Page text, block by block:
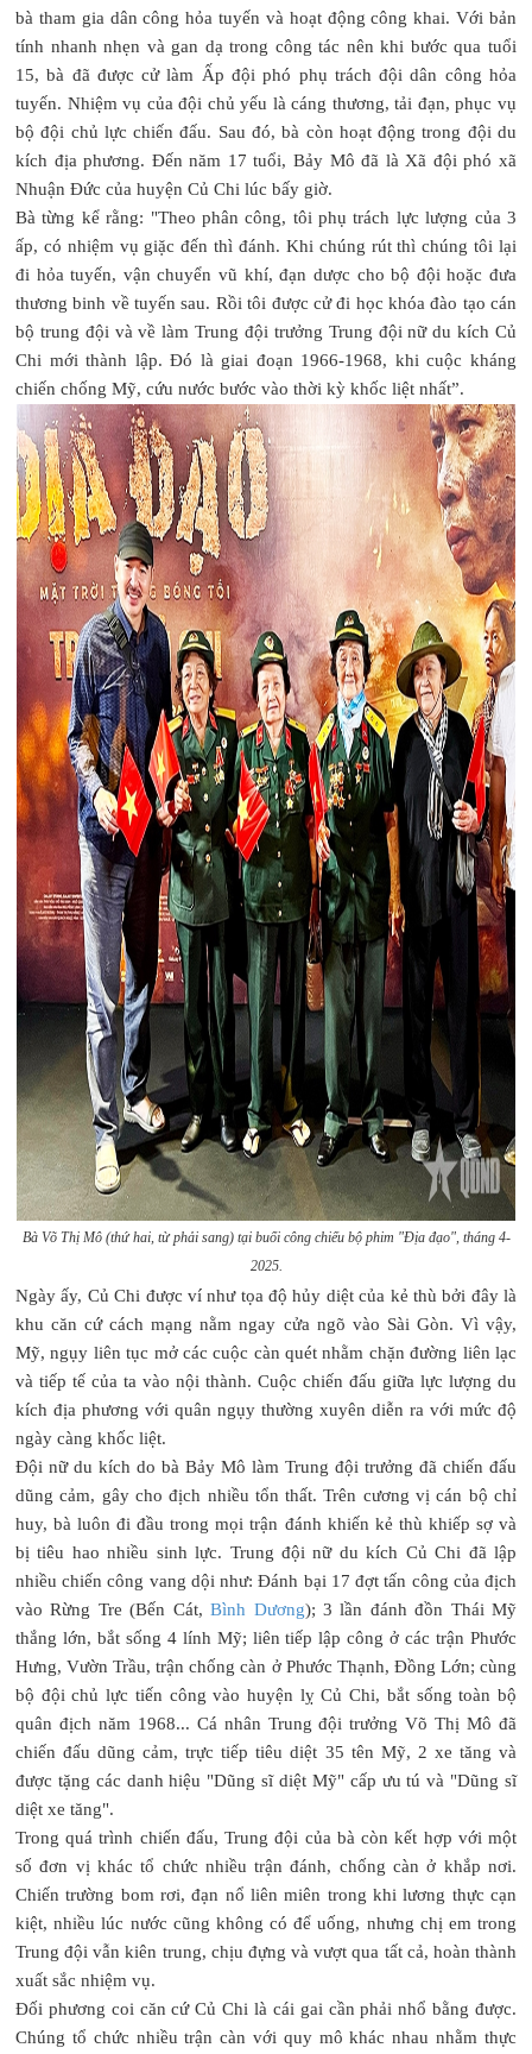
bà tham gia dân công hỏa tuyến và hoạt động công khai. Với bản
tính nhanh nhẹn và gan dạ trong công tác nên khi bước qua tuổi
15, bà đã được cử làm Ấp đội phó phụ trách đội dân công hỏa
tuyến. Nhiệm vụ của đội chủ yếu là cáng thương, tải đạn, phục vụ
bộ đội chủ lực chiến đấu. Sau đó, bà còn hoạt động trong đội du
kích địa phương. Đến năm 17 tuổi, Bảy Mô đã là Xã đội phó xã
Nhuận Đức của huyện Củ Chi lúc bấy giờ.
Bà từng kể rằng: "Theo phân công, tôi phụ trách lực lượng của 3
ấp, có nhiệm vụ giặc đến thì đánh. Khi chúng rút thì chúng tôi lại
đi hỏa tuyến, vận chuyển vũ khí, đạn dược cho bộ đội hoặc đưa
thương binh về tuyến sau. Rồi tôi được cử đi học khóa đào tạo cán
bộ trung đội và về làm Trung đội trưởng Trung đội nữ du kích Củ
Chi mới thành lập. Đó là giai đoạn 1966-1968, khi cuộc kháng
chiến chống Mỹ, cứu nước bước vào thời kỳ khốc liệt nhất”.
Bà Võ Thị Mô (thứ hai, từ phải sang) tại buổi công chiếu bộ phim "Địa đạo", tháng 4-
2025.
Ngày ấy, Củ Chi được ví như tọa độ hủy diệt của kẻ thù bởi đây là
khu căn cứ cách mạng nằm ngay cửa ngõ vào Sài Gòn. Vì vậy,
Mỹ, ngụy liên tục mở các cuộc càn quét nhằm chặn đường liên lạc
và tiếp tế của ta vào nội thành. Cuộc chiến đấu giữa lực lượng du
kích địa phương với quân ngụy thường xuyên diễn ra với mức độ
ngày càng khốc liệt.
Đội nữ du kích do bà Bảy Mô làm Trung đội trưởng đã chiến đấu
dũng cảm, gây cho địch nhiều tổn thất. Trên cương vị cán bộ chỉ
huy, bà luôn đi đầu trong mọi trận đánh khiến kẻ thù khiếp sợ và
bị tiêu hao nhiều sinh lực. Trung đội nữ du kích Củ Chi đã lập
nhiều chiến công vang dội như: Đánh bại 17 đợt tấn công của địch
vào Rừng Tre (Bến Cát,Bình Dương); 3 lần đánh đồn Thái Mỹ
thắng lớn, bắt sống 4 lính Mỹ; liên tiếp lập công ở các trận Phước
Hưng, Vườn Trầu, trận chống càn ở Phước Thạnh, Đồng Lớn; cùng
bộ đội chủ lực tiến công vào huyện lỵ Củ Chi, bắt sống toàn bộ
quân địch năm 1968... Cá nhân Trung đội trưởng Võ Thị Mô đã
chiến đấu dũng cảm, trực tiếp tiêu diệt 35 tên Mỹ, 2 xe tăng và
được tặng các danh hiệu "Dũng sĩ diệt Mỹ" cấp ưu tú và "Dũng sĩ
diệt xe tăng".
Trong quá trình chiến đấu, Trung đội của bà còn kết hợp với một
số đơn vị khác tổ chức nhiều trận đánh, chống càn ở khắp nơi.
Chiến trường bom rơi, đạn nổ liên miên trong khi lương thực cạn
kiệt, nhiều lúc nước cũng không có để uống, nhưng chị em trong
Trung đội vẫn kiên trung, chịu đựng và vượt qua tất cả, hoàn thành
xuất sắc nhiệm vụ.
Đối phương coi căn cứ Củ Chi là cái gai cần phải nhổ bằng được.
Chúng tổ chức nhiều trận càn với quy mô khác nhau nhằm thực